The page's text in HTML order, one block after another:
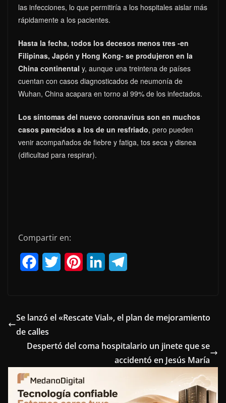
las infecciones, lo que permitiría a los hospitales aislar más
rápidamente a los pacientes.
Hasta la fecha, todos los decesos menos tres -en
Filipinas, Japón y Hong Kong- se produjeron en la
China continental y, aunque una treintena de países
cuentan con casos diagnosticados de neumonía de
Wuhan, China acapara en torno al 99% de los infectados.
Los síntomas del nuevo coronavirus son en muchos
casos parecidos a los de un resfriado, pero pueden
venir acompañados de fiebre y fatiga, tos seca y disnea
(dificultad para respirar).
Compartir en:
e
b
o
o
k
t
e
r
t
r
e
s
k
d
I
n
e
r
a
Se lanzó el «Rescate Vial», el plan de mejoramiento
de calles
Despertó del coma hospitalario un jinete que se
accidentó en Jesús María